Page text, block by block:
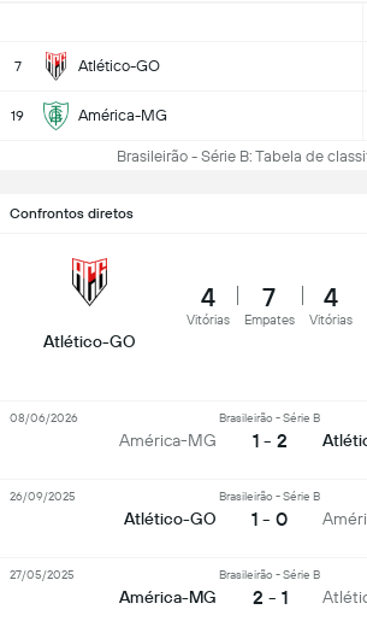
7 Atlético-GO
19 América-MG
Brasileirão - Série B: Tabela de
Confrontos diretos
Atlético-GO
4
Vitórias
7
Empates
4
Vitórias
América-MG
Brasileirão - Série B
1 - 2
08/06/2026
Atlético-GO
Brasileirão - Série B
1 - 0
26/09/2025
América-MG
Brasileirão - Série B
2 - 1
27/05/2025